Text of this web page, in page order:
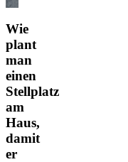
Wie
plant
man
einen
Stellplatz
am
Haus,
damit
er